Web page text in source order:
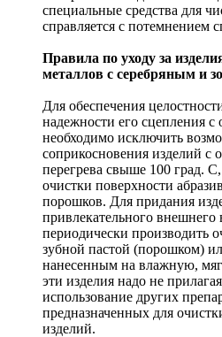
специальные средства для
справляется с потемнением
Правила по уходу за
металлов с серебряным и
Для обеспечения
надежности его сцепления
необходимо исключить
соприкосновения изделий с
перегрева свыше 100 град.
очистки поверхности
порошков. Для придания
привлекательного внешнего
периодически производить
зубной пастой (порошком)
нанесенным на влажную,
эти изделия надо не
использование других
предназначенных для
изделий.